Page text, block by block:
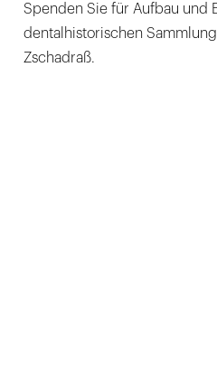
Spenden Sie für Aufbau und
dentalhistorischen
Zschadraß.